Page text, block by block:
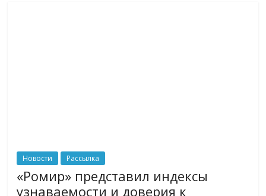
Новости Рассылка
«Ромир» представил индексы
узнаваемости и доверия к